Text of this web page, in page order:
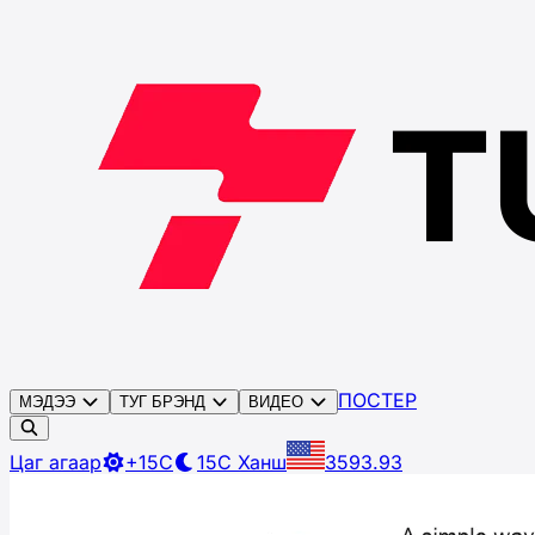
МЭДЭЭ ТУГ БРЭНД ВИДЕО ПОСТЕР
Цаг агаар +15C 15C Ханш 3593.93